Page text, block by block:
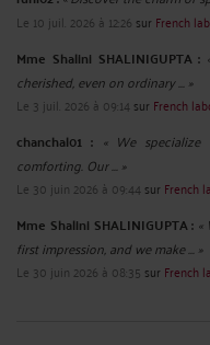
Le 10 juil. 2026 à 12:26 sur French
Mme Shalini SHALINIGUPTA :
cherished, even on ordinary ... »
Le 3 juil. 2026 à 09:14 sur French
chanchal01 : « We
comforting. Our ... »
Le 30 juin 2026 à 09:44 sur French
Mme Shalini SHALINIGUPTA :
first impression, and we make ... »
Le 30 juin 2026 à 08:35 sur French